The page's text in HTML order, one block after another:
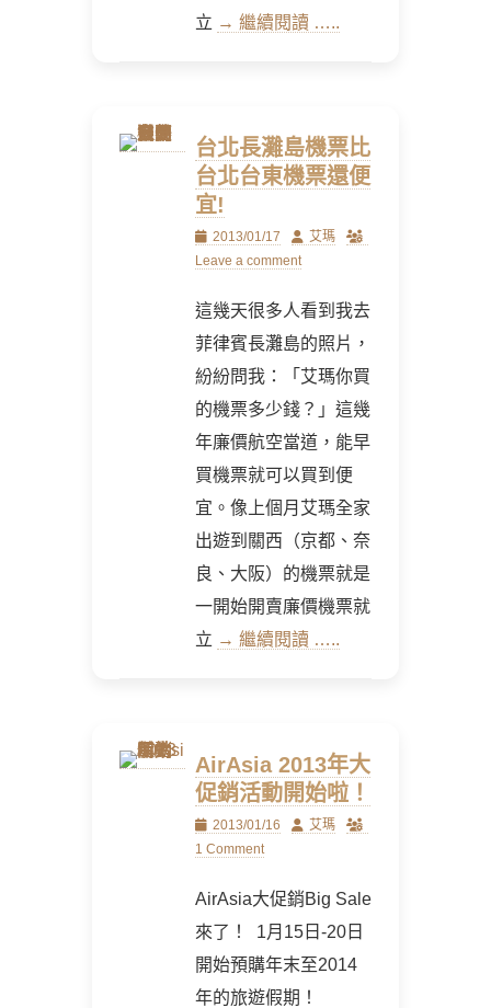
立 → 繼續閱讀 …..
台北長灘島機票比
台北台東機票還便
宜!
Posted
on
2013/01/17 Author
艾瑪
Leave a comment
這幾天很多人看到我去
菲律賓長灘島的照片，
紛紛問我：「艾瑪你買
的機票多少錢？」這幾
年廉價航空當道，能早
買機票就可以買到便
宜。像上個月艾瑪全家
出遊到關西（京都、奈
良、大阪）的機票就是
一開始開賣廉價機票就
立 → 繼續閱讀 …..
AirAsia 2013年大
促銷活動開始啦！
Posted
on
2013/01/16 Author
艾瑪
1 Comment
AirAsia大促銷Big Sale
來了！ 1月15日-20日
開始預購年末至2014
年的旅遊假期！